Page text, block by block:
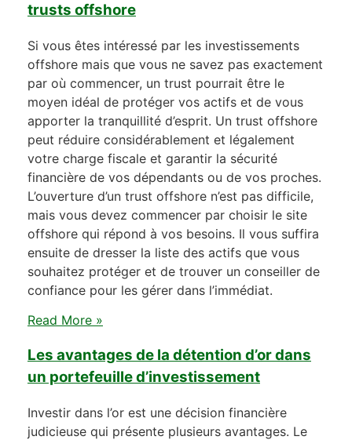
trusts offshore
Si vous êtes intéressé par les investissements
offshore mais que vous ne savez pas exactement
par où commencer, un trust pourrait être le
moyen idéal de protéger vos actifs et de vous
apporter la tranquillité d’esprit. Un trust offshore
peut réduire considérablement et légalement
votre charge fiscale et garantir la sécurité
financière de vos dépendants ou de vos proches.
L’ouverture d’un trust offshore n’est pas difficile,
mais vous devez commencer par choisir le site
offshore qui répond à vos besoins. Il vous suffira
ensuite de dresser la liste des actifs que vous
souhaitez protéger et de trouver un conseiller de
confiance pour les gérer dans l’immédiat.
Read More »
Les avantages de la détention d’or dans
un portefeuille d’investissement
Investir dans l’or est une décision financière
judicieuse qui présente plusieurs avantages. Le